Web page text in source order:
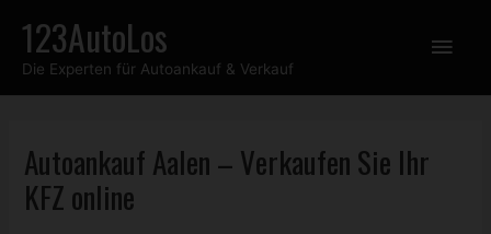
Inhalt
springen
123AutoLos
Die Experten für Autoankauf & Verkauf
Autoankauf Aalen – Verkaufen Sie Ihr
KFZonline